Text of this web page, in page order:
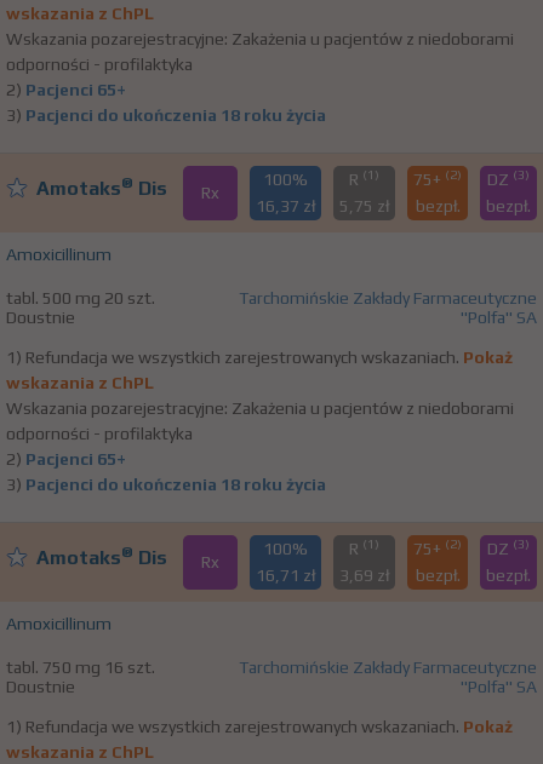
wskazania z ChPL
Wskazania pozarejestracyjne: Zakażenia u pacjentów z niedoborami
odporności - profilaktyka
2) Pacjenci 65+
3) Pacjenci do ukończenia 18 roku życia
Amotaks® Dis Rx
100%
16,37 zł
R (1)
5,75 zł
75+ (2)
bezpł.
DZ (3)
bezpł.
Amoxicillinum
tabl. 500 mg 20 szt.
Doustnie
Tarchomińskie Zakłady Farmaceutyczne
"Polfa" SA
1) Refundacja we wszystkich zarejestrowanych wskazaniach. Pokaż
wskazania z ChPL
Wskazania pozarejestracyjne: Zakażenia u pacjentów z niedoborami
odporności - profilaktyka
2) Pacjenci 65+
3) Pacjenci do ukończenia 18 roku życia
Amotaks® Dis Rx
100%
16,71 zł
R (1)
3,69 zł
75+ (2)
bezpł.
DZ (3)
bezpł.
Amoxicillinum
tabl. 750 mg 16 szt.
Doustnie
Tarchomińskie Zakłady Farmaceutyczne
"Polfa" SA
1) Refundacja we wszystkich zarejestrowanych wskazaniach. Pokaż
wskazania z ChPL